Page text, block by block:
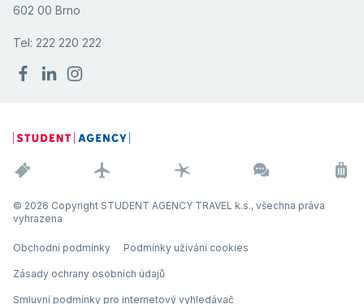
602 00 Brno
Tel: 222 220 222
© 2026 Copyright STUDENT AGENCY TRAVEL k.s., všechna práva
vyhrazena
Obchodní podmínky Podmínky užívání cookies
Zásady ochrany osobních údajů
Smluvní podmínky pro internetový vyhledávač